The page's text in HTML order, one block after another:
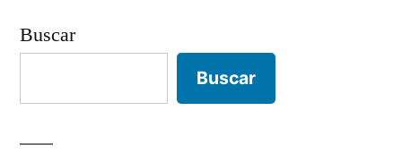
Buscar
Buscar